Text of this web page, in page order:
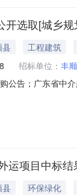
选取[城乡
县 工程建筑
招标单位： 丰
公告；广东省中
容与采购需求书
运项目中标结
县 环保绿化